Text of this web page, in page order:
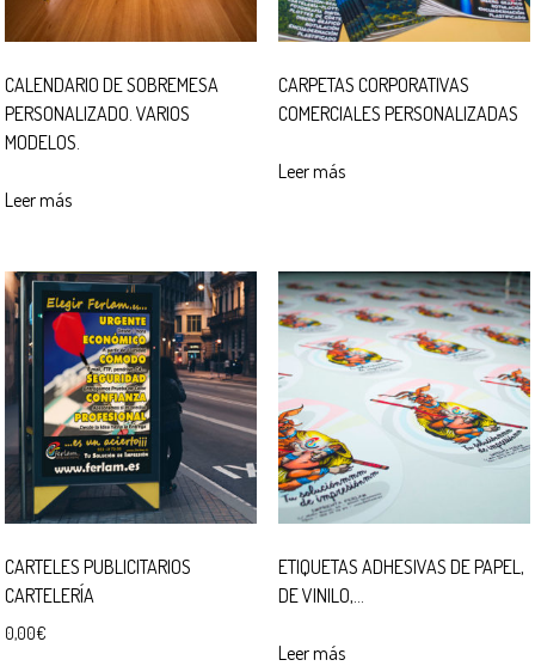
CALENDARIO DE SOBREMESA
PERSONALIZADO. VARIOS
MODELOS.
Leer más
CARPETAS CORPORATIVAS
COMERCIALES PERSONALIZADAS
Leer más
CARTELES PUBLICITARIOS
CARTELERÍA
0,00€
ETIQUETAS ADHESIVAS DE PAPEL,
DE VINILO,…
Leer más